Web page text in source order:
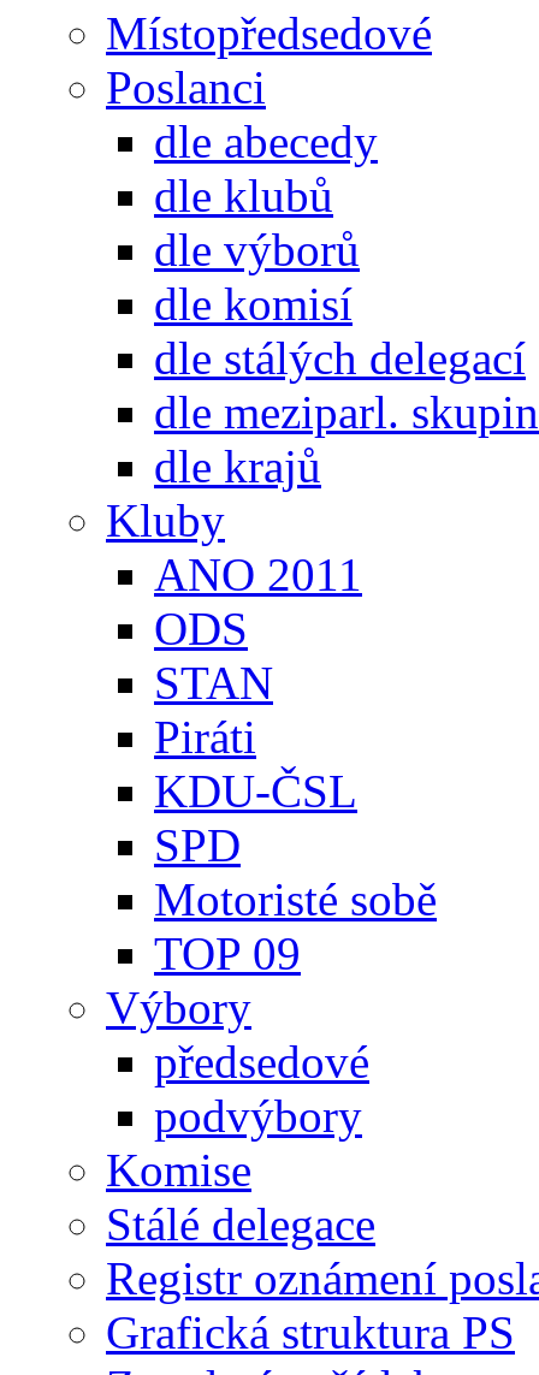
Místopředsedové
Poslanci
dle abecedy
dle klubů
dle výborů
dle komisí
dle stálých delegací
dle meziparl. skupin
dle krajů
Kluby
ANO 2011
ODS
STAN
Piráti
KDU-ČSL
SPD
Motoristé sobě
TOP 09
Výbory
předsedové
podvýbory
Komise
Stálé delegace
Registr oznámení
Grafická struktura PS